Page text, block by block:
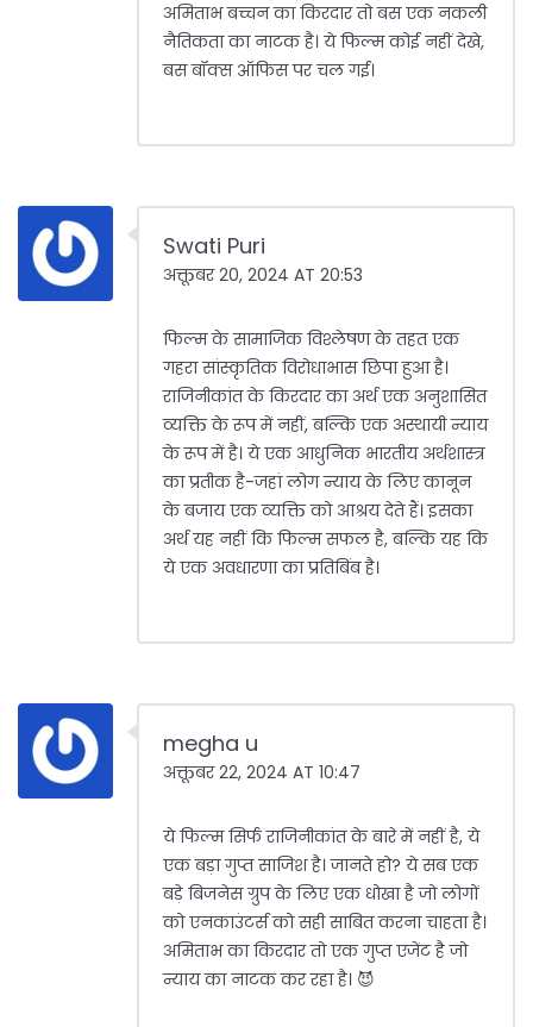
अमिताभ बच्चन का किरदार तो बस एक नकली
नैतिकता का नाटक है। ये फिल्म कोई नहीं देखे,
बस बॉक्स ऑफिस पर चल गई।
Swati Puri
अक्तूबर 20, 2024 AT 20:53
फिल्म के सामाजिक विश्लेषण के तहत एक
गहरा सांस्कृतिक विरोधाभास छिपा हुआ है।
राजिनीकांत के किरदार का अर्थ एक अनुशासित
व्यक्ति के रूप में नहीं, बल्कि एक अस्थायी न्याय
के रूप में है। ये एक आधुनिक भारतीय अर्थशास्त्र
का प्रतीक है-जहां लोग न्याय के लिए कानून
के बजाय एक व्यक्ति को आश्रय देते हैं। इसका
अर्थ यह नहीं कि फिल्म सफल है, बल्कि यह कि
ये एक अवधारणा का प्रतिबिंब है।
megha u
अक्तूबर 22, 2024 AT 10:47
ये फिल्म सिर्फ राजिनीकांत के बारे में नहीं है, ये
एक बड़ा गुप्त साजिश है। जानते हो? ये सब एक
बड़े बिजनेस ग्रुप के लिए एक धोखा है जो लोगों
को एनकाउंटर्स को सही साबित करना चाहता है।
अमिताभ का किरदार तो एक गुप्त एजेंट है जो
न्याय का नाटक कर रहा है। 😈